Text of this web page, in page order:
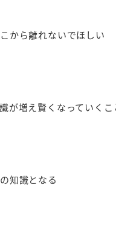
から離れないでほしい
が増え賢くなっていくこ
知識となる